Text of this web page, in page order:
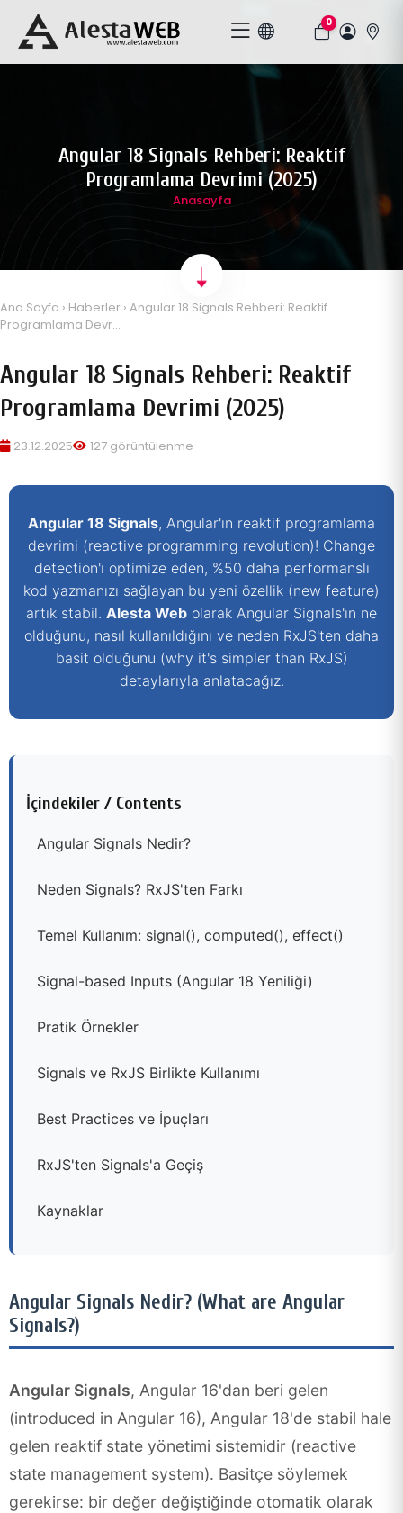
0
Angular 18 Signals Rehberi: Reaktif
Programlama Devrimi (2025)
Anasayfa
Ana Sayfa › Haberler › Angular 18 Signals Rehberi: Reaktif
Programlama Devr...
Angular 18 Signals Rehberi: Reaktif
Programlama Devrimi (2025)
23.12.2025 127 görüntülenme
Angular 18 Signals, Angular'ın reaktif programlama
devrimi (reactive programming revolution)! Change
detection'ı optimize eden, %50 daha performanslı
kod yazmanızı sağlayan bu yeni özellik (new feature)
artık stabil. Alesta Web olarak Angular Signals'ın ne
olduğunu, nasıl kullanıldığını ve neden RxJS'ten daha
basit olduğunu (why it's simpler than RxJS)
detaylarıyla anlatacağız.
İçindekiler / Contents
Angular Signals Nedir?
Neden Signals? RxJS'ten Farkı
Temel Kullanım: signal(), computed(), effect()
Signal-based Inputs (Angular 18 Yeniliği)
Pratik Örnekler
Signals ve RxJS Birlikte Kullanımı
Best Practices ve İpuçları
RxJS'ten Signals'a Geçiş
Kaynaklar
Angular Signals Nedir? (What are Angular
Signals?)
Angular Signals, Angular 16'dan beri gelen
(introduced in Angular 16), Angular 18'de stabil hale
gelen reaktif state yönetimi sistemidir (reactive
state management system). Basitçe söylemek
gerekirse: bir değer değiştiğinde otomatik olarak